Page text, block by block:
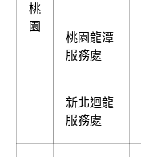
桃
園
桃園龍潭
服務處
新北迴龍
服務處